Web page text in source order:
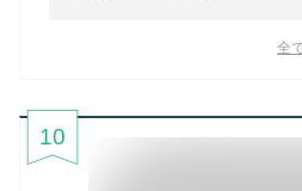
全
10